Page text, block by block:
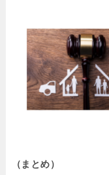
（まとめ）